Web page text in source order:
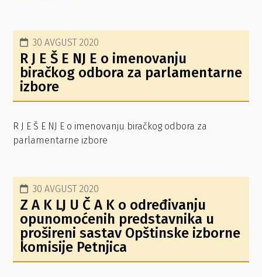
30 AVGUST 2020
R J E Š E NJ E o imenovanju
biračkog odbora za parlamentarne
izbore
R J E Š E NJ E o imenovanju biračkog odbora za
parlamentarne izbore
30 AVGUST 2020
Z A K LJ U Č A K o određivanju
opunomoćenih predstavnika u
prošireni sastav Opštinske izborne
komisije Petnjica